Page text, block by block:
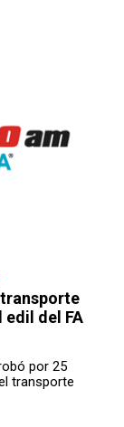
del FA
por 25
transporte